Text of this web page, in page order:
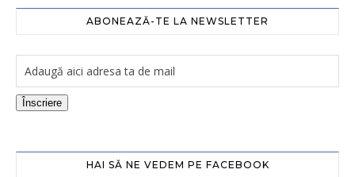
ABONEAZĂ-TE LA NEWSLETTER
Înscriere
HAI SĂ NE VEDEM PE FACEBOOK